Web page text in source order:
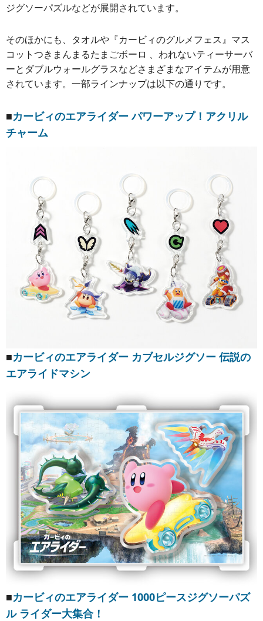
ジグソーパズルなどが展開されています。
そのほかにも、タオルや『カービィのグルメフェス』マス
コットつきまんまるたまごボーロ 、われないティーサーバ
ーとダブルウォールグラスなどさまざまなアイテムが用意
されています。一部ラインナップは以下の通りです。
■カービィのエアライダー パワーアップ！アクリル
チャーム
■カービィのエアライダー カブセルジグソー 伝説の
エアライドマシン
■カービィのエアライダー 1000ピースジグソーパズ
ル ライダー大集合！